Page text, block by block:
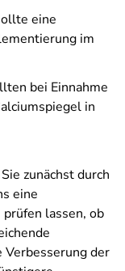
eine
im
bei Einnahme
in
zunächst durch
eine
prüfen lassen, ob
der